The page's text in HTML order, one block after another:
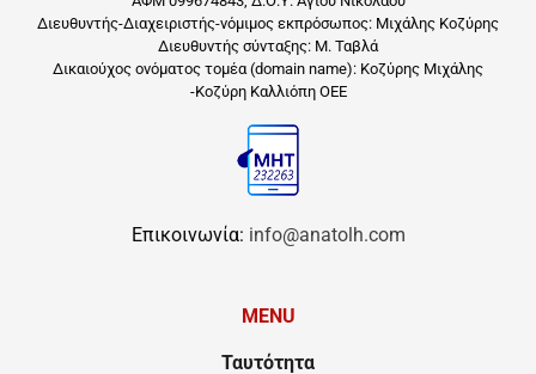
Διευθυντής-Διαχειριστής-νόμιμος εκπρόσωπος: Μιχάλης Κοζύρης
Διευθυντής σύνταξης: Μ. Ταβλά
Δικαιούχος ονόματος τομέα (domain name): Κοζύρης Μιχάλης
-Κοζύρη Καλλιόπη ΟΕΕ
Επικοινωνία: info@anatolh.com
MENU
Ταυτότητα